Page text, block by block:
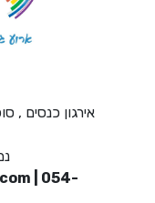
אירגון כנסים ,
| 054-